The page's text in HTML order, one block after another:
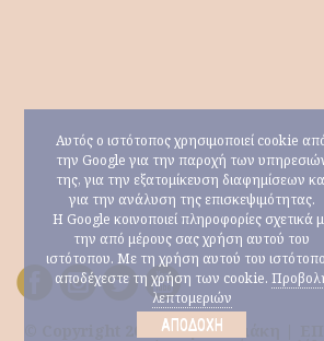
© Copyright 2026 Μαρία Ηλιάκη |
Αυτός ο ιστότοπος χρησιμοποιεί cookie
την Google για την παροχή των
της, για την εξατομίκευση διαφημίσεων
για την ανάλυση της επισκεψιμότητας.
Η Google κοινοποιεί πληροφορίες σχετικά
την από μέρους σας χρήση αυτού του
ιστότοπου. Με τη χρήση αυτού του
αποδέχεστε τη χρήση των cookie.
λεπτομεριών
ΑΠΟΔΟΧΉ